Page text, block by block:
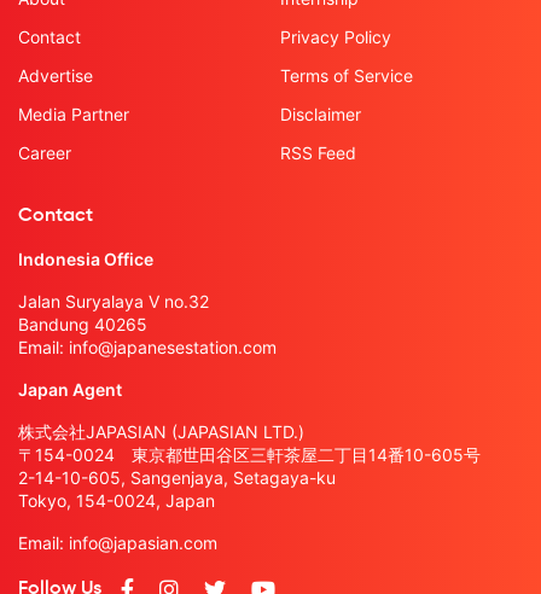
Contact
Advertise
Media Partner
Career
Privacy Policy
Terms of Service
Disclaimer
RSS Feed
Contact
Indonesia Office
Jalan Suryalaya V no.32
Bandung 40265
Email: info@japanesestation.com
Japan Agent
株式会社JAPASIAN (JAPASIAN LTD.)
〒154-0024 東京都世田谷区三軒茶屋二丁目14番10-605号
2-14-10-605, Sangenjaya, Setagaya-ku
Tokyo, 154-0024, Japan
Email: info@japasian.com
Follow Us